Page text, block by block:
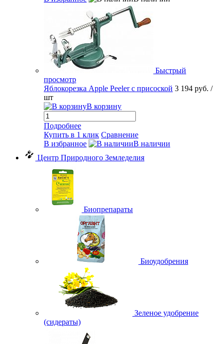
Быстрый
просмотр
Яблокорезка Apple Peeler с присоской 3 194 руб. /
шт
В корзину
Подробнее
Купить в 1 клик Сравнение
В избранное
В наличии
Центр Природного Земледелия
Биопрепараты
Биоудобрения
Зеленое удобрение
(сидераты)